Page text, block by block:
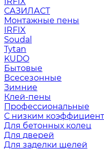
САЗИЛАСТ
Монтажные пены
IRFIX
Soudal
Tytan
KUDO
Бытовые
Всесезонные
Зимние
Клей-пены
Профессиональные
С низким
Для бетонных колец
Для дверей
Для заделки щелей